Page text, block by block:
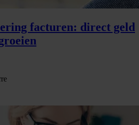
facturen: direct geld